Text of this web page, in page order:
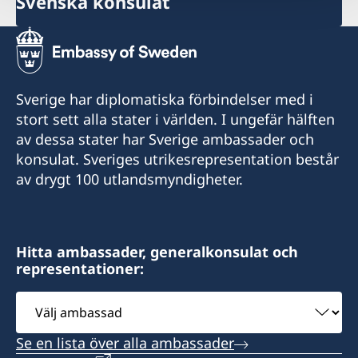
Sverige har diplomatiska förbindelser med i
stort sett alla stater i världen. I ungefär hälften
av dessa stater har Sverige ambassader och
konsulat. Sveriges utrikesrepresentation består
av drygt 100 utlandsmyndigheter.
Hitta ambassader, generalkonsulat och
representationer:
Välj
ambassad
Se en lista över alla ambassader